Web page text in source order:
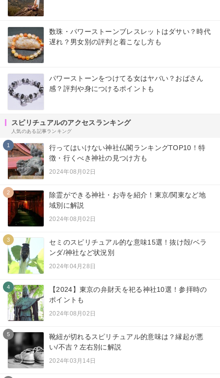
数珠・パワーストーンブレスレットはダサい？時代
遅れ？男女別の評判と着こなし方も
パワーストーンをつけてる女はヤバい？おばさん
感？評判や身につけるポイントも
スピリチュアルのアクセスランキング
人気のある記事ランキング
1
行ってはいけない神社仏閣ランキングTOP10！特
徴・行くべき神社の見つけ方も
2024年08月02日
2
除霊ができる神社・お寺を紹介！東京/関東など地
域別に解説
2024年08月02日
3
セミのスピリチュアル的な意味15選！抜け殻/ベラ
ンダ/神社など状況別
2024年04月28日
4
【2024】東京の弁財天を祀る神社10選！参拝時の
ポイントも
2024年08月02日
5
靴紐が切れるスピリチュアル的意味は？縁起が悪
い/不吉？左右別に解説
2024年03月14日